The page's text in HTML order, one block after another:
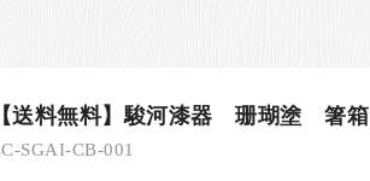
【送料無料】駿河漆器 珊瑚塗 箸箱
SGAI-CB-001